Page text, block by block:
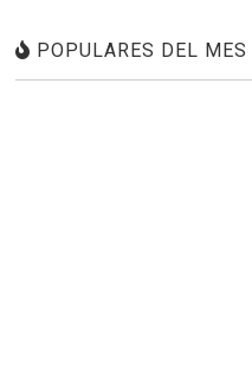
POPULARES DEL MES